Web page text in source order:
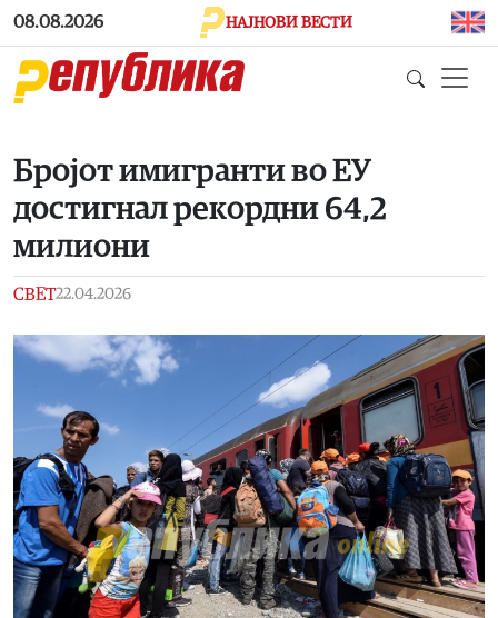
Skip to main content
08.08.2026 НАЈНОВИ ВЕСТИ
Бројот имигранти во ЕУ
достигнал рекордни 64,2
милиони
СВЕТ22.04.2026